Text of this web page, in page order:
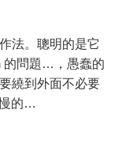
法。聰明的是它
的問題…，愚蠢的
繞到外面不必要
的…